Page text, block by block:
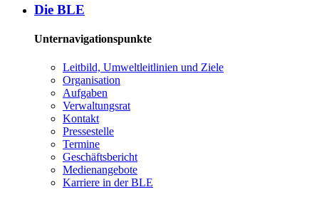
Die BLE
Unternavigationspunkte
Leit­bild, Um­welt­leit­li­ni­en und Zie­le
Or­ga­ni­sa­ti­on
Auf­ga­ben
Ver­wal­tungs­rat
Kon­takt
Pres­se­stel­le
Ter­mi­ne
Ge­schäfts­be­richt
Me­di­en­an­ge­bo­te
Kar­rie­re in der BLE